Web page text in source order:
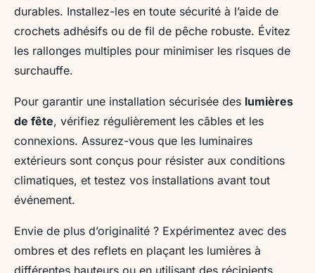
durables. Installez-les en toute sécurité à l’aide de
crochets adhésifs ou de fil de pêche robuste. Évitez
les rallonges multiples pour minimiser les risques de
surchauffe.
Pour garantir une installation sécurisée des lumières
de fête, vérifiez régulièrement les câbles et les
connexions. Assurez-vous que les luminaires
extérieurs sont conçus pour résister aux conditions
climatiques, et testez vos installations avant tout
événement.
Envie de plus d’originalité ? Expérimentez avec des
ombres et des reflets en plaçant les lumières à
différentes hauteurs ou en utilisant des récipients